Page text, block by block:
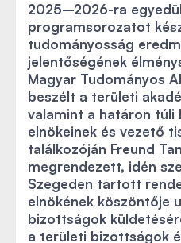
2025–2026-ra
programsorozatot
tudományosság
jelentőségének
Magyar Tudományos
beszélt a területi
valamint a határon
elnökeinek és vezető
találkozóján Freund
megrendezett, idén
Szegeden tartott
elnökének köszöntője
bizottságok
a területi bizottságok